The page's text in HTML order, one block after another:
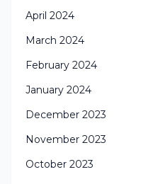
April 2024
March 2024
February 2024
January 2024
December 2023
November 2023
October 2023